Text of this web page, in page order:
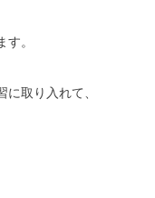
。
取り入れて、